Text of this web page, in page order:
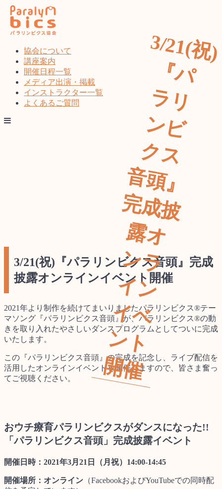
コ
ン
テ
協会について
講座案内
開催日程一覧
メディア出演・掲載
インストラクター一覧
よくあるご質問
3
/2
1
(
祝
)
『
パ
ラ
リ
ン
ビ
ク
ス
音
頭
』
完
成
披
露
オ
ン
ラ
イ
ン
イ
ベ
ン
ト
開
催
3/21(祝)『パラリンビクス音頭』完成
披露オンラインイベント開催
2021年より制作を続けてまいりましたパラリンビクス®テー
マソング『パラリンビクス音頭』が、パラリンビクス®の動
きを取り入れたやさしいダンスプログラムとしてついに完成
いたします。
この『パラリンビクス音頭』の完成を記念し、ライブ配信を
活用したオンラインイベントを開催しますので、皆さま奮っ
てご視聴ください。
おウチ療育パラリンビクスがダンスになった!!
「パラリンビクス音頭」完成披露イベント
開催日時：2021年3月21日（月祝）14:00-14:45
開催場所：オンライン （FacebookおよびYouTubeでの同時配